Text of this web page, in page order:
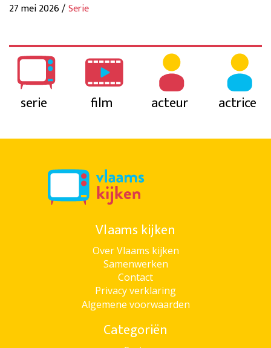
27 mei 2026 /Serie
serie film acteur actrice
Vlaams kijken
Over Vlaams kijken
Samenwerken
Contact
Privacy verklaring
Algemene voorwaarden
Categoriën